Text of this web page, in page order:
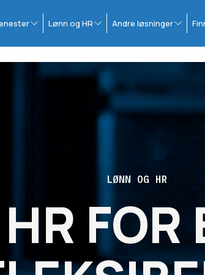
Lønn og HR Andre løsninger
LØNN OG HR
FOR